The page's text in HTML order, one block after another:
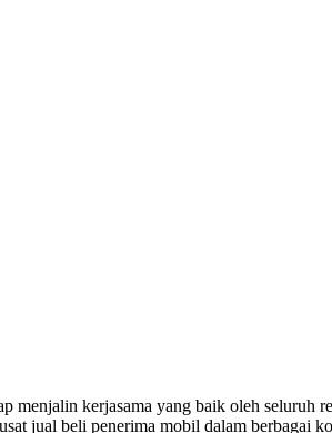
menjalin kerjasama yang baik oleh
jual beli penerima mobil dalam berbagai